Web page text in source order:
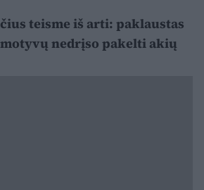
teisme iš arti: paklaustas
nedrįso pakelti akių